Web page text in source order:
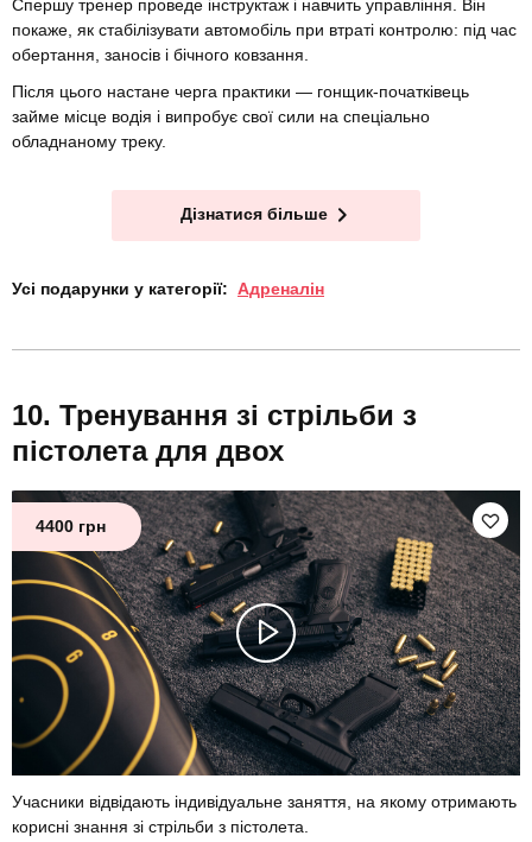
Спершу тренер проведе інструктаж і навчить управління. Він
покаже, як стабілізувати автомобіль при втраті контролю: під час
обертання, заносів і бічного ковзання.
Після цього настане черга практики — гонщик-початківець
займе місце водія і випробує свої сили на спеціально
обладнаному треку.
Дізнатися більше
Усі подарунки у категорії: Адреналін
Тренування зі стрільби з
пістолета для двох
4400 грн
Учасники відвідають індивідуальне заняття, на якому отримають
корисні знання зі стрільби з пістолета.